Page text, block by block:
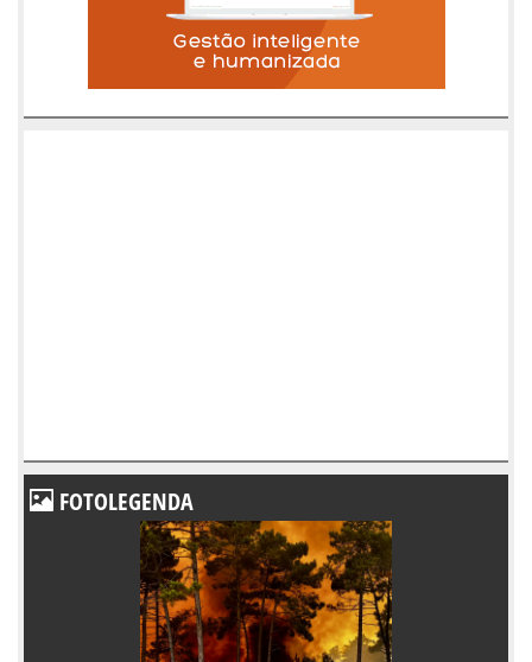
FOTOLEGENDA